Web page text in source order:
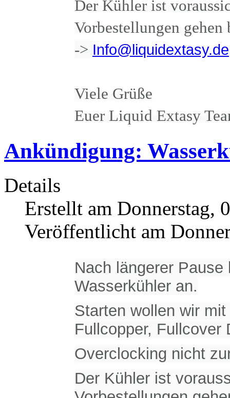
Der Kühler ist
Vorbestellungen
-> Info@liquidextasy.de
Viele Grüße
Euer Liquid Extasy
Ankündigung:
Details
Erstellt am Donnerstag,
Veröffentlicht am
Nach längerer
Wasserkühler an.
Starten wollen wir
Fullcopper, Fullcover
Overclocking nicht
Der Kühler ist